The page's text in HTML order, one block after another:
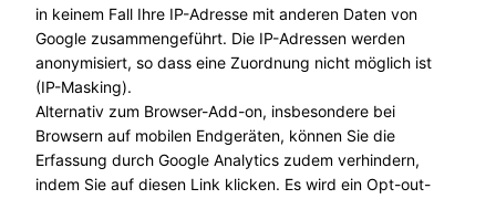
in keinem Fall Ihre IP-Adresse mit anderen Daten von
Google zusammengeführt. Die IP-Adressen werden
anonymisiert, so dass eine Zuordnung nicht möglich ist
(IP-Masking).
Alternativ zum Browser-Add-on, insbesondere bei
Browsern auf mobilen Endgeräten, können Sie die
Erfassung durch Google Analytics zudem verhindern,
indem Sie auf diesen Link klicken. Es wird ein Opt-out-